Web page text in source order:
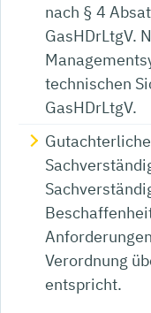
nach § 4
GasHDrLtgV.
technischen
GasHDrLtgV.
Verordnung
entspricht.